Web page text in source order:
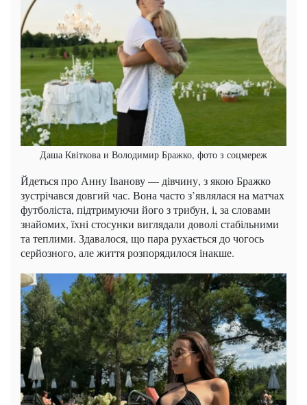
Даша Квіткова и Володимир Бражко, фото з соцмереж
Йдеться про Анну Іванову — дівчину, з якою Бражко
зустрічався довгий час. Вона часто з’являлася на матчах
футболіста, підтримуючи його з трибун, і, за словами
знайомих, їхні стосунки виглядали доволі стабільними
та теплими. Здавалося, що пара рухається до чогось
серйозного, але життя розпорядилося інакше.